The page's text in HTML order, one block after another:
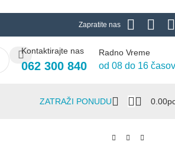
Zapratite nas
Kontaktirajte nas
062 300 840
Radno Vreme
od 08 do 16
ZATRAŽI PONUDU 0.00